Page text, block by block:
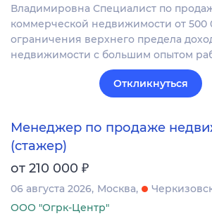
Владимировна Специалист по
коммерческой недвижимости от 500
ограничения верхнего предела
недвижимости с большим опытом
Откликнуться
Менеджер по продаже
(стажер)
от 210 000 ₽
06 августа 2026 Москва
ООО "Огрк-Центр"